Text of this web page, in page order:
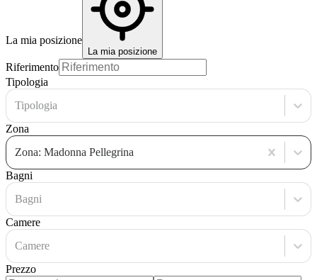
La mia posizione
La mia posizione
Riferimento
Tipologia
Tipologia
Zona
Zona: Madonna Pellegrina
Bagni
Bagni
Camere
Camere
Prezzo